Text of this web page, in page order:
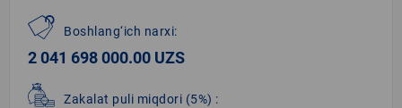
Boshlang‘ich narxi:
2 041 698 000.00 UZS
Zakalat puli miqdori (5%) :